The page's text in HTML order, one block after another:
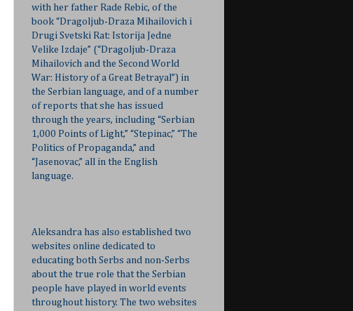
with her father Rade Rebic, of the
book “Dragoljub-Draza Mihailovich i
Drugi Svetski Rat: Istorija Jedne
Velike Izdaje” (“Dragoljub-Draza
Mihailovich and the Second World
War: History of a Great Betrayal”) in
the Serbian language, and of a number
of reports that she has issued
through the years, including “Serbian
1,000 Points of Light,” “Stepinac,” “The
Politics of Propaganda,” and
“Jasenovac,” all in the English
language.
Aleksandra has also established two
websites online dedicated to
educating both Serbs and non-Serbs
about the true role that the Serbian
people have played in world events
throughout history. The two websites